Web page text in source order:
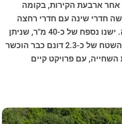
אחר ארבעת הקירות, בקומה
חדרי שינה עם חדרי רחצה
צמודים עם נוף עוצר נשימה. ישנו נספח של כ-40 מ"ר, שניתן
להשתמש בו כבית אורחים. השטח של כ-2.3 דונם כבר הוכשר
השחייה, עם פרויקט קיים